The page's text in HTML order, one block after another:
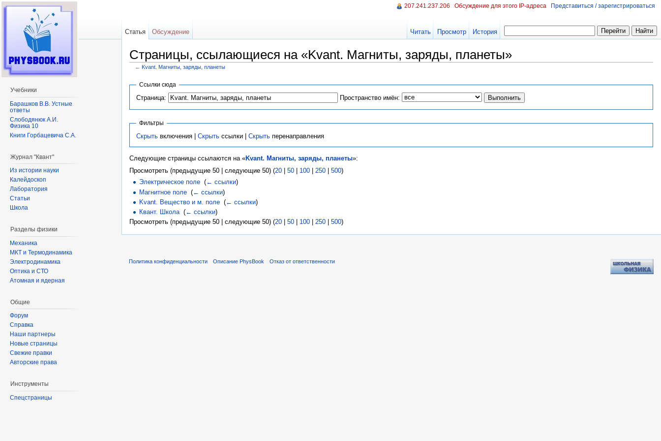
Страницы, ссылающиеся на «Kvant. Магниты, заряды, планеты»
← Kvant. Магниты, заряды, планеты
Ссылки сюда
Страница: Пространство имён:
Фильтры
Скрытьвключения | Скрытьссылки | Скрытьперенаправления
Следующие страницы ссылаются на «Kvant. Магниты, заряды, планеты»:
Просмотреть (предыдущие 50 | следующие 50) (20 50 100 250 500)
Электрическое поле ‎(← ссылки)
Магнитное поле ‎(← ссылки)
Kvant. Вещество и м. поле ‎(← ссылки)
Квант. Школа‎(← ссылки)
Просмотреть (предыдущие 50 | следующие 50) (20 50 100 250 500)
207.241.237.206 Обсуждение для этого IP-адреса Представиться / зарегистрироваться
Статья Обсуждение Читать Просмотр История
Учебники
Барашков В.В. Устные
ответы
Слободянюк А.И.
Физика 10
Книги Горбацевича С.А.
Журнал "Квант"
Из истории науки
Калейдоскоп
Лаборатория
Статьи
Школа
Разделы физики
Механика
МКТ и Термодинамика
Электродинамика
Оптика и СТО
Атомная и ядерная
Общие
Форум
Справка
Наши партнеры
Новые страницы
Свежие правки
Авторские права
Инструменты
Спецстраницы
Политика конфиденциальности Описание PhysBook Отказ от ответственности